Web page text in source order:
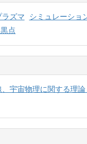
ズマ シミュレーショ
点
宇宙物理に関する理論